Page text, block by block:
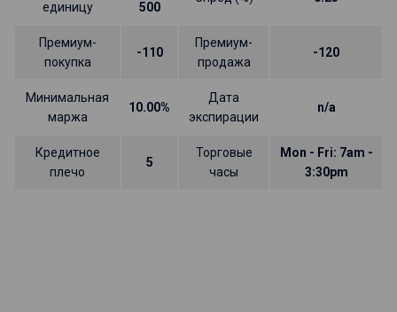
единицу
500
Премиум-
покупка
-110
Премиум-
продажа
-120
Минимальная
маржа
10.00%
Дата
экспирации
n/a
Кредитное
плечо
5
Торговые
часы
Mon - Fri: 7am -
3:30pm